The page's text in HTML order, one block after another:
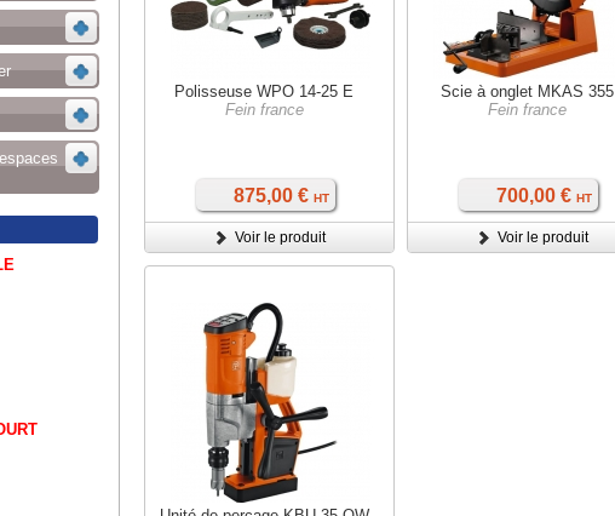
Polisseuse WPO 14-25 E
Fein france
875,00 € HT
Voir le produit
Scie à onglet MKAS 355
Fein france
700,00 € HT
Voir le produit